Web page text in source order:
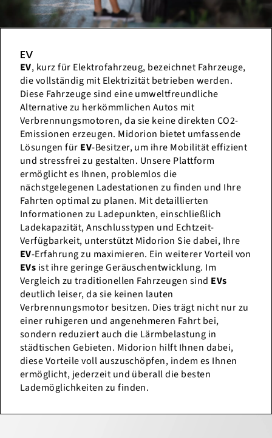
EV
EV, kurz für Elektrofahrzeug, bezeichnet Fahrzeuge,
die vollständig mit Elektrizität betrieben werden.
Diese Fahrzeuge sind eine umweltfreundliche
Alternative zu herkömmlichen Autos mit
Verbrennungsmotoren, da sie keine direkten CO2-
Emissionen erzeugen. Midorion bietet umfassende
Lösungen für EV-Besitzer, um ihre Mobilität effizient
und stressfrei zu gestalten. Unsere Plattform
ermöglicht es Ihnen, problemlos die
nächstgelegenen Ladestationen zu finden und Ihre
Fahrten optimal zu planen. Mit detaillierten
Informationen zu Ladepunkten, einschließlich
Ladekapazität, Anschlusstypen und Echtzeit-
Verfügbarkeit, unterstützt Midorion Sie dabei, Ihre
EV-Erfahrung zu maximieren. Ein weiterer Vorteil von
EVs ist ihre geringe Geräuschentwicklung. Im
Vergleich zu traditionellen Fahrzeugen sind EVs
deutlich leiser, da sie keinen lauten
Verbrennungsmotor besitzen. Dies trägt nicht nur zu
einer ruhigeren und angenehmeren Fahrt bei,
sondern reduziert auch die Lärmbelastung in
städtischen Gebieten. Midorion hilft Ihnen dabei,
diese Vorteile voll auszuschöpfen, indem es Ihnen
ermöglicht, jederzeit und überall die besten
Lademöglichkeiten zu finden.